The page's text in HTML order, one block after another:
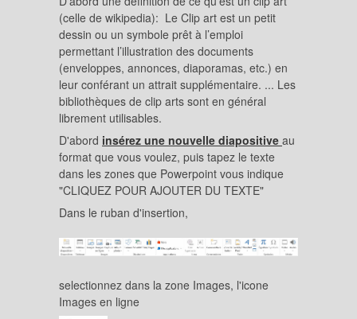
(celle de wikipedia): Le Clip art est un petit
dessin ou un symbole prêt à l’emploi
permettant l’illustration des documents
(enveloppes, annonces, diaporamas, etc.) en
leur conférant un attrait supplémentaire. ... Les
bibliothèques de clip arts sont en général
librement utilisables.
D'abord insérez une nouvelle diapositive au
format que vous voulez, puis tapez le texte
dans les zones que Powerpoint vous indique
"CLIQUEZ POUR AJOUTER DU TEXTE"
Dans le ruban d'insertion,
selectionnez dans la zone Images, l'icone
Images en ligne